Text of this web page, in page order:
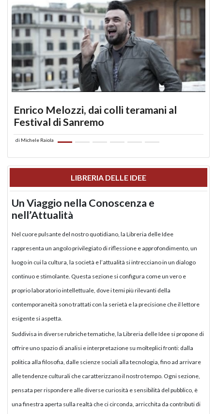
Enrico Melozzi, dai colli teramani al
Festival di Sanremo
di Michele Raiola
LIBRERIA DELLE IDEE
Un Viaggio nella Conoscenza e
nell’Attualità
Nel cuore pulsante del nostro quotidiano, la Libreria delle Idee
rappresenta un angolo privilegiato di riflessione e approfondimento, un
luogo in cui la cultura, la società e l’attualità si intrecciano in un dialogo
continuo e stimolante. Questa sezione si configura come un vero e
proprio laboratorio intellettuale, dove i temi più rilevanti della
contemporaneità sono trattati con la serietà e la precisione che il lettore
esigente si aspetta.
Suddivisa in diverse rubriche tematiche, la Libreria delle Idee si propone di
offrire uno spazio di analisi e interpretazione su molteplici fronti: dalla
politica alla filosofia, dalle scienze sociali alla tecnologia, fino ad arrivare
alle tendenze culturali che caratterizzano il nostro tempo. Ogni sezione,
pensata per rispondere alle diverse curiosità e sensibilità del pubblico, è
una finestra aperta sulla realtà che ci circonda, arricchita da contributi di